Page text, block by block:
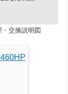
交換説明図